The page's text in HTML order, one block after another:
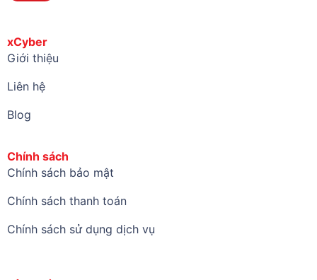
xCyber
Giới thiệu
Liên hệ
Blog
Chính sách
Chính sách bảo mật
Chính sách thanh toán
Chính sách sử dụng dịch vụ